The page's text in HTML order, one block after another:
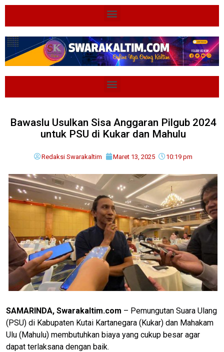
Bawaslu Usulkan Sisa Anggaran Pilgub 2024
untuk PSU di Kukar dan Mahulu
Redaksi Swarakaltim Maret 13, 2025 10:19 pm
SAMARINDA, Swarakaltim.com – Pemungutan Suara Ulang
(PSU) di Kabupaten Kutai Kartanegara (Kukar) dan Mahakam
Ulu (Mahulu) membutuhkan biaya yang cukup besar agar
dapat terlaksana dengan baik.